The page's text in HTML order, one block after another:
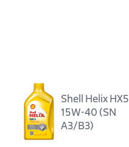
Shell Helix HX5
15W-40 (SN
A3/B3)